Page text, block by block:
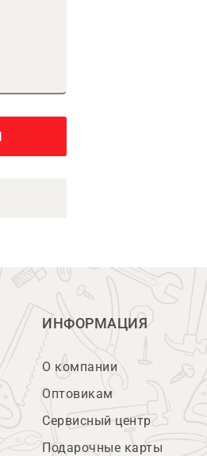
ИНФОРМАЦИЯ
О компании
Оптовикам
Сервисный центр
Подарочные карты